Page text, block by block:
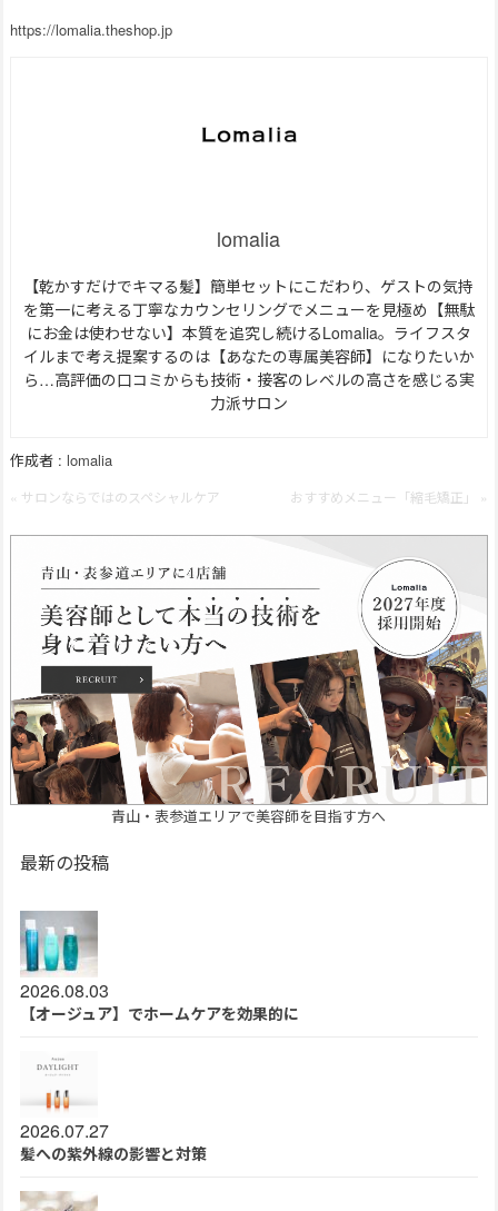
https://lomalia.theshop.jp
lomalia
【乾かすだけでキマる髪】簡単セットにこだわり、ゲストの気持
を第一に考える丁寧なカウンセリングでメニューを見極め【無駄
にお金は使わせない】本質を追究し続けるLomalia。ライフスタ
イルまで考え提案するのは【あなたの専属美容師】になりたいか
ら…高評価の口コミからも技術・接客のレベルの高さを感じる実
力派サロン
作成者 : lomalia
« サロンならではのスペシャルケア おすすめメニュー「縮毛矯正」 »
青山・表参道エリアで美容師を目指す方へ
最新の投稿
2026.08.03
【オージュア】でホームケアを効果的に
2026.07.27
髪への紫外線の影響と対策